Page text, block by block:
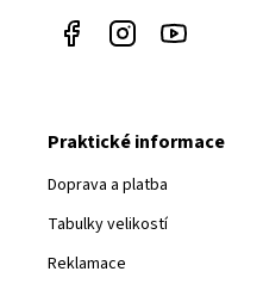
Praktické informace
Doprava a platba
Tabulky velikostí
Reklamace